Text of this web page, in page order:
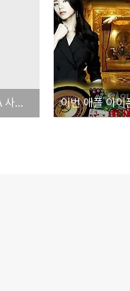
망해가는 추억의 PDA 사이트들